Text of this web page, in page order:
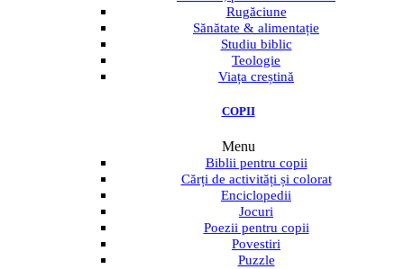
Rugăciune
Sănătate & alimentație
Studiu biblic
Teologie
Viața creștină
COPII
Menu
Biblii pentru copii
Cărți de activități și colorat
Enciclopedii
Jocuri
Poezii pentru copii
Povestiri
Puzzle